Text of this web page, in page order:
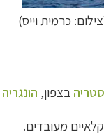
כרמית וייס)
בצפון, הונגריה